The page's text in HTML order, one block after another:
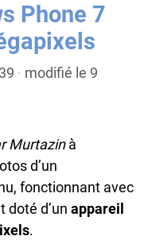
Phone 7
· modifié le 9
Murtazinà
d’un
fonctionnant avec
doté d’un appareil
.